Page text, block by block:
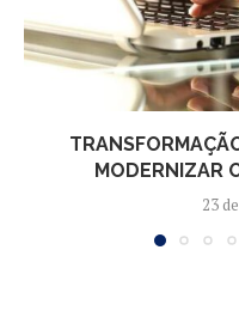
MODERNIZAR
23